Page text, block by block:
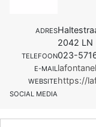
ADRES
2042
TELEFOON023-
E-MAIL
WEBSITEhttps://
SOCIAL MEDIA